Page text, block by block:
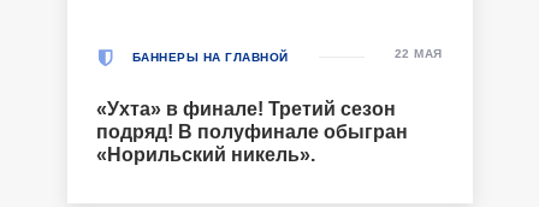
БАННЕРЫ НА ГЛАВНОЙ
«Ухта» в финале! Третий сезон
подряд! В полуфинале обыгран
«Норильский никель».
22 МАЯ